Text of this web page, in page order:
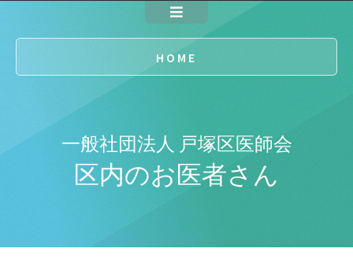
HOME
一般社団法人 戸塚区医師会
区内のお医者さん